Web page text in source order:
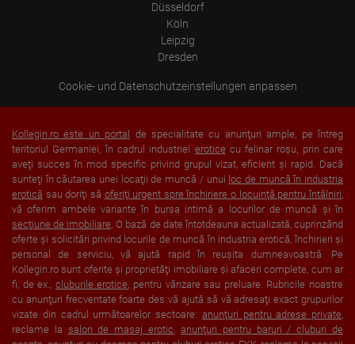
Düsseldorf
Köln
Leipzig
Dresden
Cookie- und Datenschutzeinstellungen anpassen
Kollegin.ro este un portal
de specialitate cu anunţuri ample, pe întreg
teritoriul Germaniei, în cadrul industriei eroticecu felinar roşu, prin care
aveţi succes în mod specific privind grupul vizat, eficient şi rapid. Dacă
sunteţi în căutarea unei locaţii de muncă / unui loc de muncă în industria
erotică sau doriţi să oferiţi urgent spre închiriere o locuinţă pentru întâlniri,
vă oferim ambele variante în bursa intimă a locurilor de muncă şi în
secţiune de imobiliare. O bază de date întotdeauna actualizată, cuprinzând
oferte şi solicitări privind locurile de muncă în industria erotică, închirieri şi
personal de serviciu, vă ajută rapid în reuşita dumneavoastră. Pe
Kollegin.ro sunt oferite şi proprietăţi imobiliare şi afaceri complete, cum ar
fi, de ex., cluburile erotice, pentru vânzare sau preluare. Rubricile noastre
cu anunţuri frecventate foarte des vă ajută să vă adresaţi exact grupurilor
vizate din cadrul următoarelor sectoare: anunţuri pentru adrese private,
reclame la salon de masaj erotic, anunţuri pentru baruri / cluburi de